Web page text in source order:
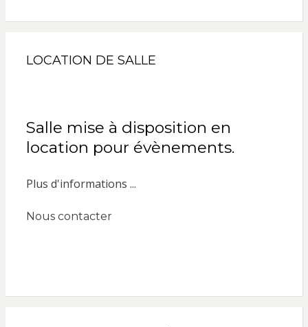
LOCATION DE SALLE
Salle mise à disposition en
location pour évènements.
Plus d'informations ...
Nous contacter